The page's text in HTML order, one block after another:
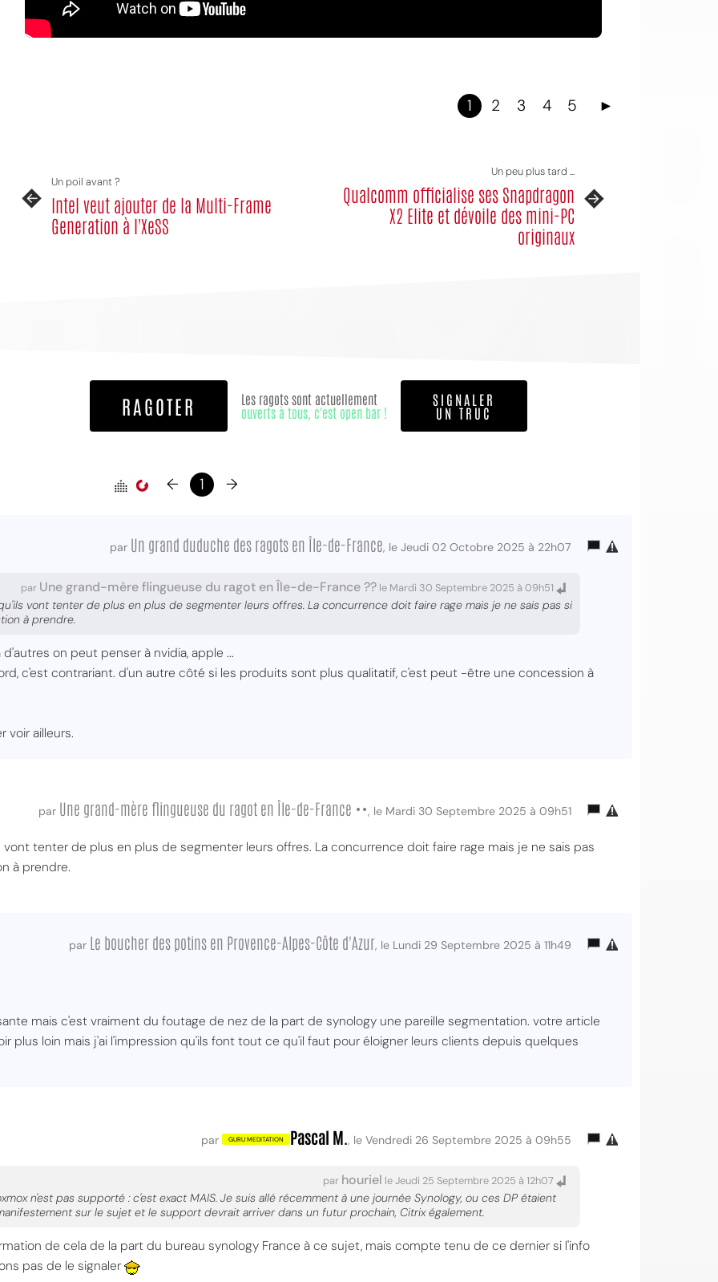
1 2 3 4 5 ►
Un poil avant ?
Intel veut ajouter de la Multi-Frame
Generation à l'XeSS
Un peu plus tard ...
Qualcomm officialise ses Snapdragon
X2 Elite et dévoile des mini-PC
originaux
RAGOTER
Les ragots sont actuellement
ouverts à tous, c'est open bar !
SIGNALER
UN TRUC
← 1 →
par Un grand duduche des ragots en Île-de-France, le Jeudi 02 Octobre 2025 à 22h07
par Une grand-mère flingueuse du ragot en Île-de-France ?? le Mardi 30 Septembre 2025 à 09h51
vont tenter de plus en plus de segmenter leurs offres. La concurrence doit faire rage mais je ne sais pas si
à prendre.
on peut penser à nvidia, apple ...
c'est contrariant. d'un autre côté si les produits sont plus qualitatif, c'est peut -être une concession à
voir ailleurs.
par Une grand-mère flingueuse du ragot en Île-de-France ••, le Mardi 30 Septembre 2025 à 09h51
vont tenter de plus en plus de segmenter leurs offres. La concurrence doit faire rage mais je ne sais pas
à prendre.
par Le boucher des potins en Provence-Alpes-Côte d'Azur, le Lundi 29 Septembre 2025 à 11h49
mais c'est vraiment du foutage de nez de la part de synology une pareille segmentation. votre article
plus loin mais j'ai l'impression qu'ils font tout ce qu'il faut pour éloigner leurs clients depuis quelques
par Pascal M. , le Vendredi 26 Septembre 2025 à 09h55
par houriel le Jeudi 25 Septembre 2025 à 12h07
n'est pas supporté : c'est exact MAIS. Je suis allé récemment à une journée Synology, ou ces DP étaient
sur le sujet et le support devrait arriver dans un futur prochain, Citrix également.
de cela de la part du bureau synology France à ce sujet, mais compte tenu de ce dernier si l'info
pas de le signaler